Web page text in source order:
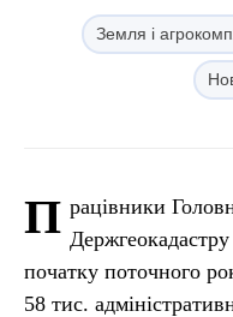
Земля і
П рацівники
Держгеокадастру
початку поточного
58 тис.